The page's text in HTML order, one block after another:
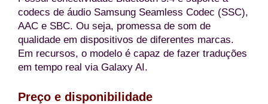
codecs de áudio Samsung Seamless Codec (SSC),
AAC e SBC. Ou seja, promessa de som de
qualidade em dispositivos de diferentes marcas.
Em recursos, o modelo é capaz de fazer traduções
em tempo real via Galaxy AI.
Preço e disponibilidade